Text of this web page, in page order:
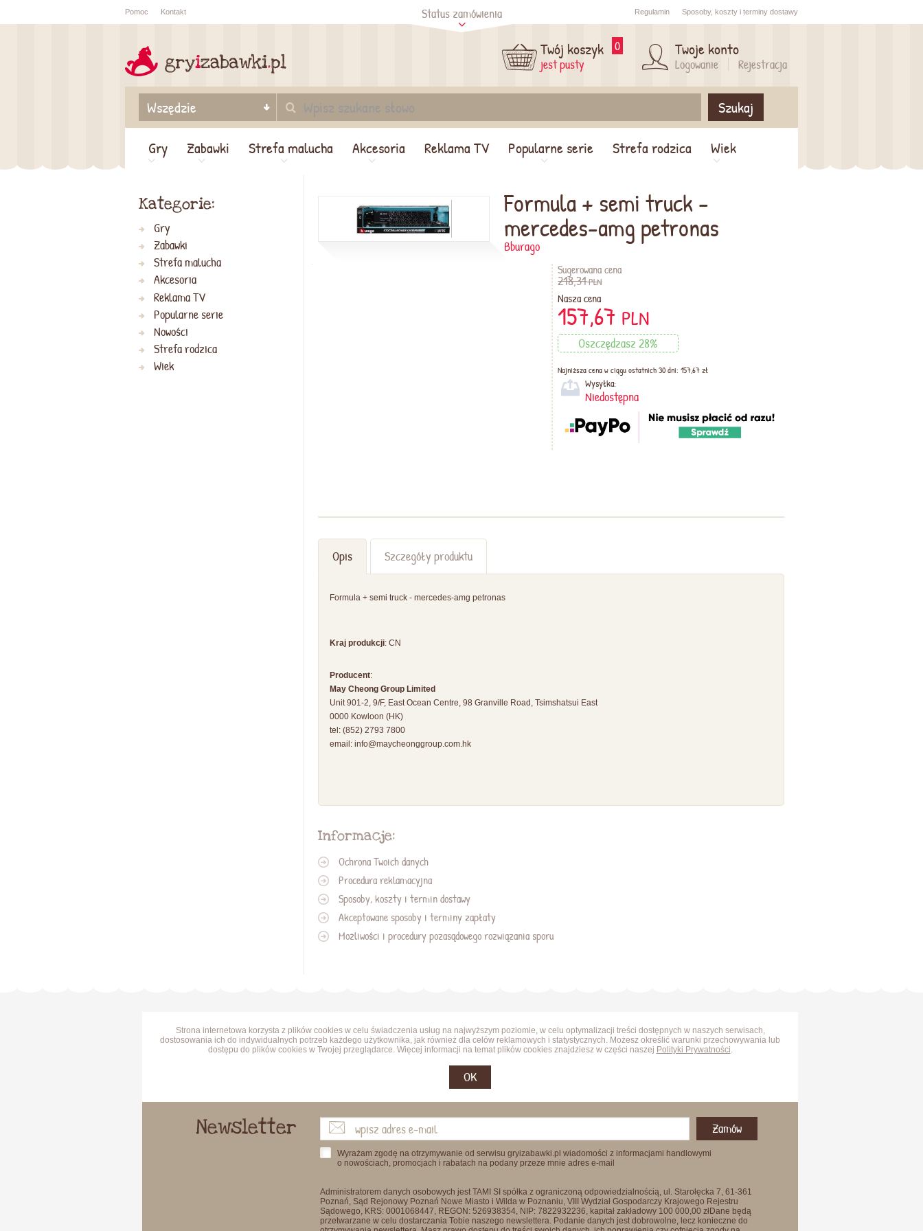
Sprawdź status Sprawdź
Pomoc Kontakt Status zamówienia Regulamin Sposoby, koszty i terminy dostawy
Twój koszyk
jest pusty
0 Twoje konto
Logowanie Rejestracja
Szukaj
Gry
Zabawki Strefa malucha Akcesoria Reklama TV Popularne serie Strefa rodzica Wiek
Formula + semi truck -
mercedes-amg petronas
Bburago
Sugerowana cena
218,31PLN
Nasza cena
157,67 PLN
Oszczędzasz 28%
Najniższa cena w ciągu ostatnich 30 dni: 157,67 zł
Wysyłka:
Niedostępna
Opis Szczegóły produktu
Formula + semi truck - mercedes-amg petronas
Kraj produkcji: CN
Producent:
May Cheong Group Limited
Unit 901-2, 9/F, East Ocean Centre, 98 Granville Road, Tsimshatsui East
0000 Kowloon (HK)
tel: (852) 2793 7800
email: info@maycheonggroup.com.hk
Informacje:
Ochrona Twoich danych
Procedura reklamacyjna
Sposoby, koszty i termin dostawy
Akceptowane sposoby i terminy zapłaty
Możliwości i procedury pozasądowego rozwiązania sporu
Kategorie:
Gry
Zabawki
Strefa malucha
Akcesoria
Reklama TV
Popularne serie
Nowości
Strefa rodzica
Wiek
Strona internetowa korzysta z plików cookies w celu świadczenia usług na najwyższym poziomie, w celu optymalizacji treści dostępnych w naszych serwisach,
dostosowania ich do indywidualnych potrzeb każdego użytkownika, jak również dla celów reklamowych i statystycznych. Możesz określić warunki przechowywania lub
dostępu do plików cookies w Twojej przeglądarce. Więcej informacji na temat plików cookies znajdziesz w części naszej Polityki Prywatności
OK
Newsletter Zamów
Wyrażam zgodę na otrzymywanie od serwisu gryizabawki.pl wiadomości z informacjami handlowymi
o nowościach, promocjach i rabatach na podany przeze mnie adres e-mail
Administratorem danych osobowych jest TAMI SI spółka z ograniczoną odpowiedzialnością, ul. Starołęcka 7, 61-361
Poznań, Sąd Rejonowy Poznań Nowe Miasto i Wilda w Poznaniu, VIII Wydział Gospodarczy Krajowego Rejestru
Sądowego, KRS: 0001068447, REGON: 526938354, NIP: 7822932236, kapitał zakładowy 100 000,00 złDane będą
przetwarzane w celu dostarczania Tobie naszego newslettera. Podanie danych jest dobrowolne, lecz konieczne do